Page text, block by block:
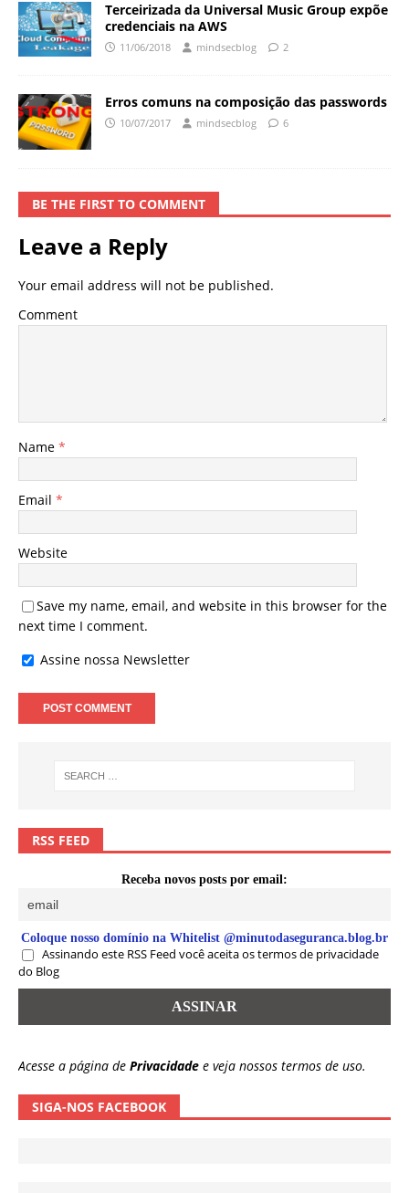
Terceirizada da Universal Music Group expõe
credenciais na AWS
11/06/2018 mindsecblog 2
Erros comuns na composição das passwords
10/07/2017 mindsecblog 6
BE THE FIRST TO COMMENT
Leave a Reply
Your email address will not be published.
Comment
Name *
Email *
Website
Save my name, email, and website in this browser for the
next time I comment.
Assine nossa Newsletter
RSS FEED
Receba novos posts por email:
Coloque nosso domínio na Whitelist @minutodaseguranca.blog.br
Assinando este RSS Feed você aceita os termos de privacidade
do Blog
Acesse a página de Privacidade e veja nossos termos de uso.
SIGA-NOS FACEBOOK